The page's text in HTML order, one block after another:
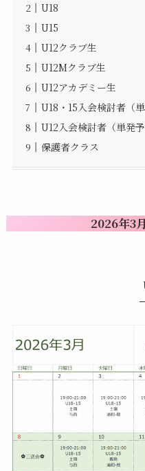
U18
U15
U12クラブ生
U12Mクラブ生
U12アカデミー生
U18・15入会検討者（単
U12入会検討者（単発予
保護者クラス
2026年3